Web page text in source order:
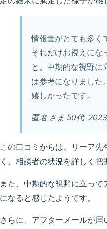
情報量がとても多く
それだけお視えにな
と。中期的な視野に
は参考になりました
嬉しかったです。
匿名 さま 50代
この口コミからは、リーア
く、相談者の状況を詳しく把
また、中期的な視野に立っ
になると感じたようです。
さらに、アフターメールが